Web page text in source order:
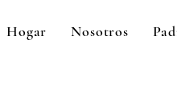
Hogar Nosotros